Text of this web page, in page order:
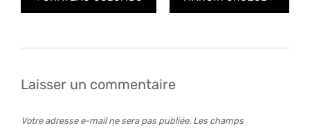
de
Laisser un commentaire
Votre adresse e-mail ne sera pas publiée. Les champs